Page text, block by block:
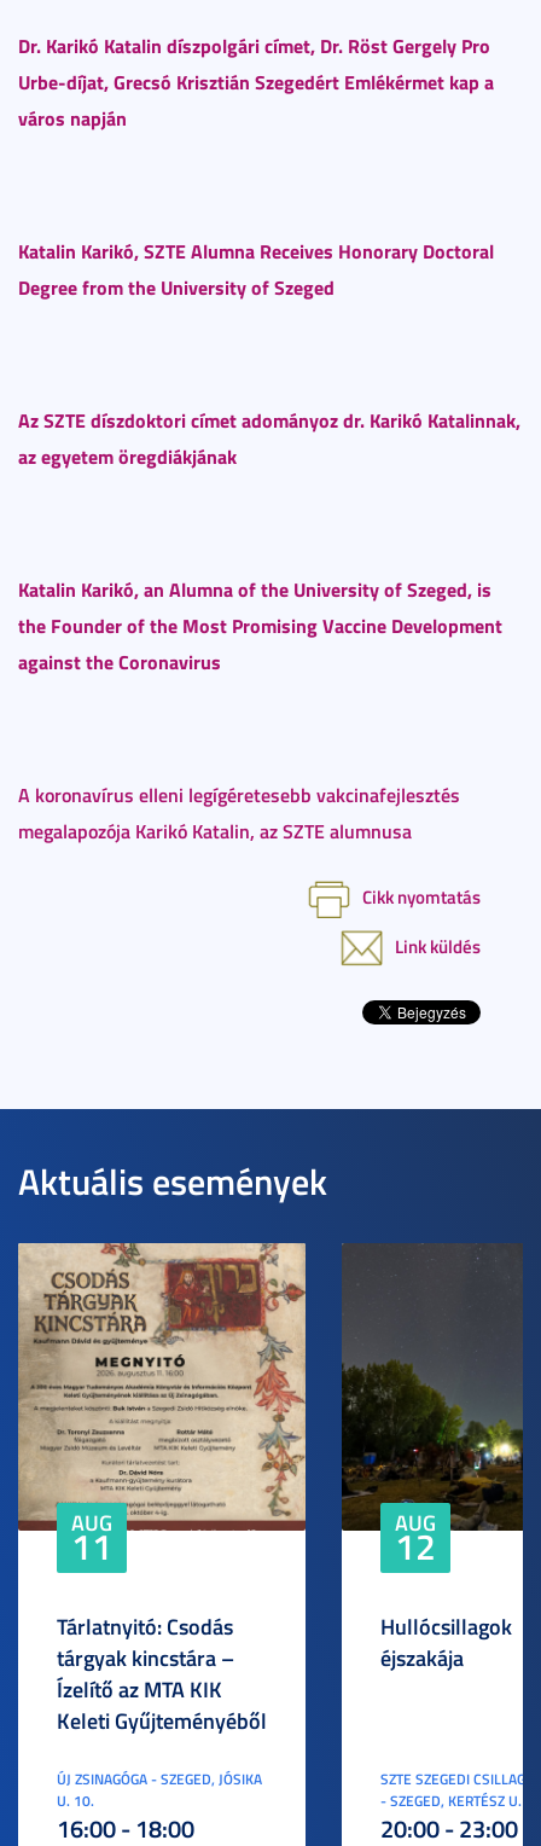
Dr. Karikó Katalin díszpolgári címet, Dr. Röst Gergely Pro
Urbe-díjat, Grecsó Krisztián Szegedért Emlékérmet kap a
város napján
Katalin Karikó, SZTE Alumna Receives Honorary Doctoral
Degree from the University of Szeged
Az SZTE díszdoktori címet adományoz dr. Karikó Katalinnak,
az egyetem öregdiákjának
Katalin Karikó, an Alumna of the University of Szeged, is
the Founder of the Most Promising Vaccine Development
against the Coronavirus
A koronavírus elleni legígéretesebb vakcinafejlesztés
megalapozója Karikó Katalin, az SZTE alumnusa
Cikk nyomtatás
Link küldés
Aktuális események
AUG
11
Tárlatnyitó: Csodás
tárgyak kincstára –
Ízelítő az MTA KIK
Keleti Gyűjteményéből
ÚJ ZSINAGÓGA - SZEGED, JÓSIKA
U. 10.
16:00 - 18:00
AUG
12
Hullócsillagok
éjszakája
SZTE SZEGEDI
- SZEGED, KERTÉSZ U. 3.
20:00 - 23:00